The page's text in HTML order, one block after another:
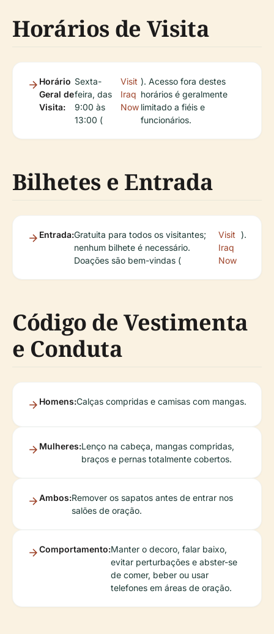
Horários de Visita
Horário
Geral de
Visita:
Sexta-
feira, das
9:00 às
13:00 (
Visit
Iraq
Now
). Acesso fora destes
horários é geralmente
limitado a fiéis e
funcionários.
Bilhetes e Entrada
Entrada:Gratuita para todos os visitantes;
nenhum bilhete é necessário.
Doações são bem-vindas (
Visit
Iraq
Now
).
Código de Vestimenta
e Conduta
Homens:Calças compridas e camisas com mangas.
Mulheres:Lenço na cabeça, mangas compridas,
braços e pernas totalmente cobertos.
Ambos:Remover os sapatos antes de entrar nos
salões de oração.
Comportamento:Manter o decoro, falar baixo,
evitar perturbações e abster-se
de comer, beber ou usar
telefones em áreas de oração.